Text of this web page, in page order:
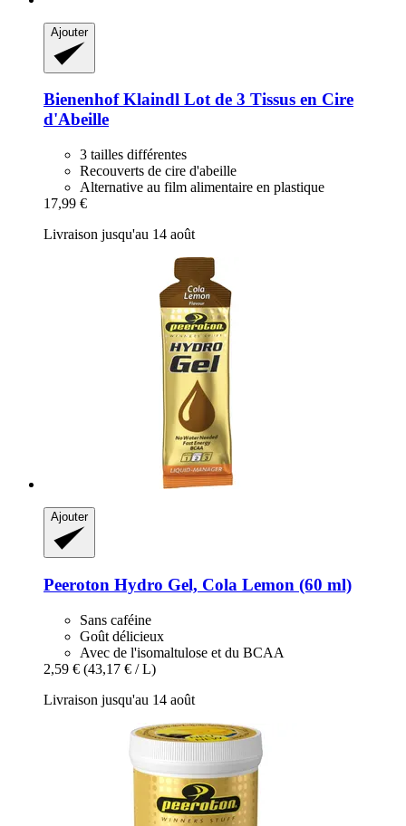
Ajouter
Bienenhof Klaindl Lot de 3 Tissus en Cire
d'Abeille
3 tailles différentes
Recouverts de cire d'abeille
Alternative au film alimentaire en plastique
17,99 €
Livraison jusqu'au 14 août
Ajouter
Peeroton Hydro Gel, Cola Lemon (60 ml)
Sans caféine
Goût délicieux
Avec de l'isomaltulose et du BCAA
2,59 € (43,17 € / L)
Livraison jusqu'au 14 août